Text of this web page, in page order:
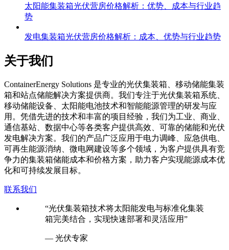
太阳能集装箱光伏营房价格解析：优势、成本与行业趋
势
发电集装箱光伏营房价格解析：成本、优势与行业趋势
关于我们
ContainerEnergy Solutions 是专业的光伏集装箱、移动储能集装
箱和站点储能解决方案提供商。我们专注于光伏集装箱系统、
移动储能设备、太阳能电池技术和智能能源管理的研发与应
用。凭借先进的技术和丰富的项目经验，我们为工业、商业、
通信基站、数据中心等各类客户提供高效、可靠的储能和光伏
发电解决方案。我们的产品广泛应用于电力调峰、应急供电、
可再生能源消纳、微电网建设等多个领域，为客户提供具有竞
争力的集装箱储能成本和价格方案，助力客户实现能源成本优
化和可持续发展目标。
联系我们
“光伏集装箱技术将太阳能发电与标准化集装
箱完美结合，实现快速部署和灵活应用”
— 光伏专家